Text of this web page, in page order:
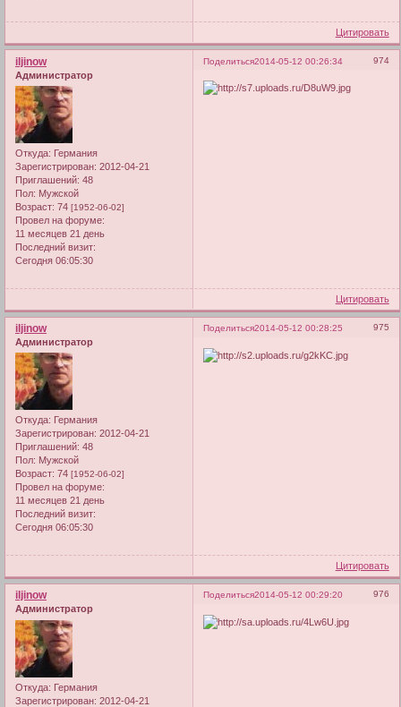
Цитировать
Поделиться 974
2014-05-12 00:26:34
iljinow
Администратор
Откуда: Германия
Зарегистрирован: 2012-04-21
Приглашений: 48
Пол: Мужской
Возраст: 74 [1952-06-02]
Провел на форуме:
11 месяцев 21 день
Последний визит:
Сегодня 06:05:30
Цитировать
Поделиться 975
2014-05-12 00:28:25
iljinow
Администратор
Откуда: Германия
Зарегистрирован: 2012-04-21
Приглашений: 48
Пол: Мужской
Возраст: 74 [1952-06-02]
Провел на форуме:
11 месяцев 21 день
Последний визит:
Сегодня 06:05:30
Цитировать
Поделиться 976
2014-05-12 00:29:20
iljinow
Администратор
Откуда: Германия
Зарегистрирован: 2012-04-21